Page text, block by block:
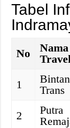
Tabel
No
Nama
1
Trans
2
Putra